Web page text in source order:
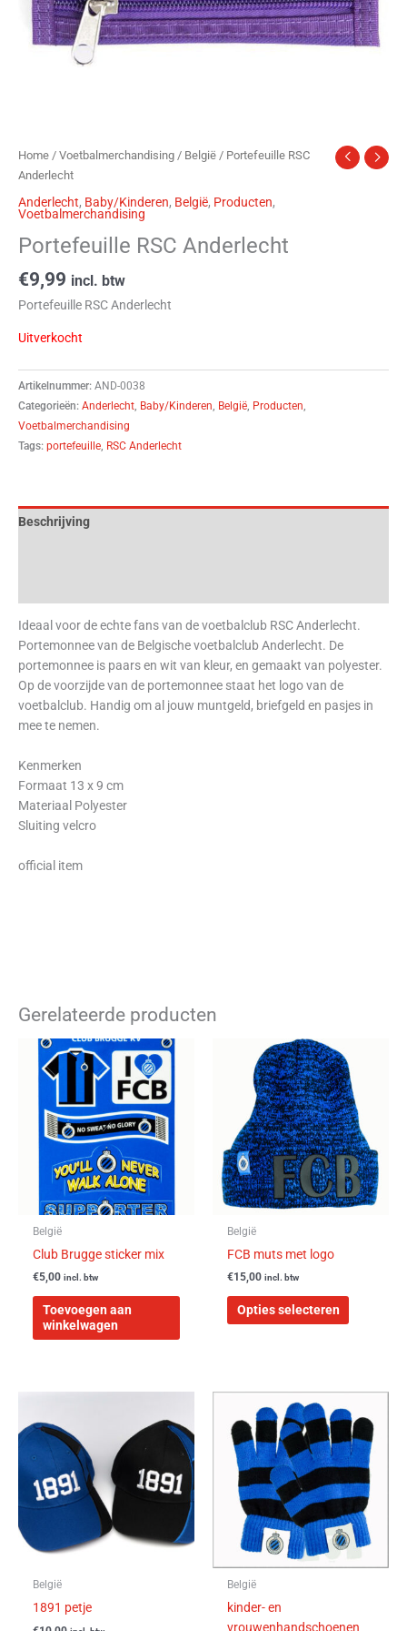
Home / Voetbalmerchandising / België / Portefeuille RSC
Anderlecht
Anderlecht, Baby/Kinderen, België, Producten,
Voetbalmerchandising
Portefeuille RSC Anderlecht
€9,99 incl. btw
Portefeuille RSC Anderlecht
Uitverkocht
Artikelnummer: AND-0038
Categorieën: Anderlecht, Baby/Kinderen, België, Producten,
Voetbalmerchandising
Tags: portefeuille, RSC Anderlecht
Beschrijving
Ideaal voor de echte fans van de voetbalclub RSC Anderlecht.
Portemonnee van de Belgische voetbalclub Anderlecht. De
portemonnee is paars en wit van kleur, en gemaakt van polyester.
Op de voorzijde van de portemonnee staat het logo van de
voetbalclub. Handig om al jouw muntgeld, briefgeld en pasjes in
mee te nemen.
Kenmerken
Formaat 13 x 9 cm
Materiaal Polyester
Sluiting velcro
official item
Gerelateerde producten
België
Club Brugge sticker mix
€5,00 incl. btw
Toevoegen aan
winkelwagen
België
FCB muts met logo
€15,00 incl. btw
Opties selecteren
product
heeft
meerdere
variaties.
Deze
optie
kan
gekozen
België
1891 petje
product
heeft
meerdere
variaties.
kan
België
kinder- en
vrouwenhandschoenen